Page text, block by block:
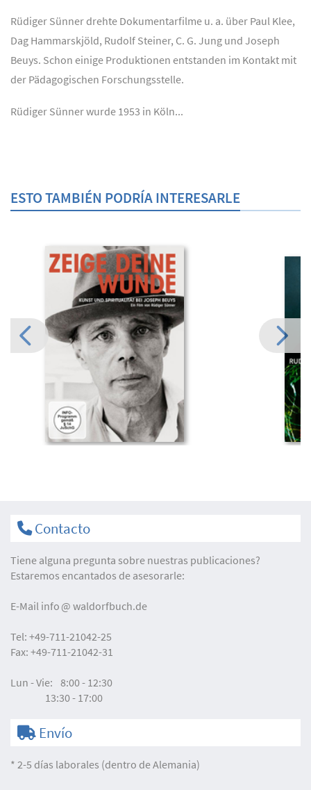
Rüdiger Sünner drehte Dokumentarfilme u. a. über Paul Klee,
Dag Hammarskjöld, Rudolf Steiner, C. G. Jung und Joseph
Beuys. Schon einige Produktionen entstanden im Kontakt mit
der Pädagogischen Forschungsstelle.
Rüdiger Sünner wurde 1953 in Köln...
ESTO TAMBIÉN PODRÍA INTERESARLE
Contacto
Tiene alguna pregunta sobre nuestras publicaciones?
Estaremos encantados de asesorarle:
E-Mail info waldorfbuch.de
Tel: +49-711-21042-25
Fax: +49-711-21042-31
Lun - Vie: 8:00 - 12:30
13:30 - 17:00
Envío
* 2-5 días laborales (dentro de Alemania)